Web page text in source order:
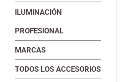
ILUMINACIÓN
PROFESIONAL
MARCAS
TODOS LOS ACCESORIOS